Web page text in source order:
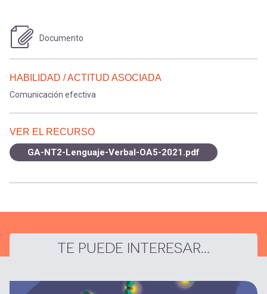
Documento
HABILIDAD / ACTITUD ASOCIADA
Comunicación efectiva
VER EL RECURSO
GA-NT2-Lenguaje-Verbal-OA5-2021.pdf
TE PUEDE INTERESAR...